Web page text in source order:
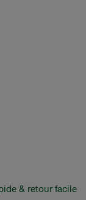
& retour facile